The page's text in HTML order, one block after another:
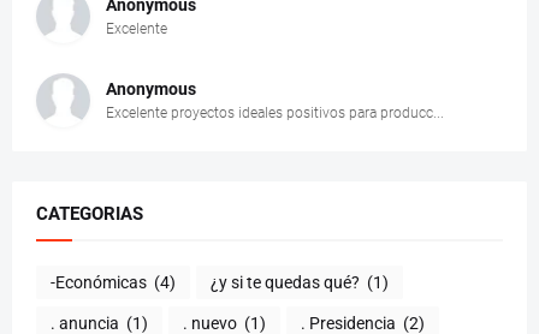
Anonymous
Excelente
Anonymous
Excelente proyectos ideales positivos para producc...
CATEGORIAS
-Económicas (4) ¿y si te quedas qué? (1)
. anuncia (1) . nuevo (1) . Presidencia (2)